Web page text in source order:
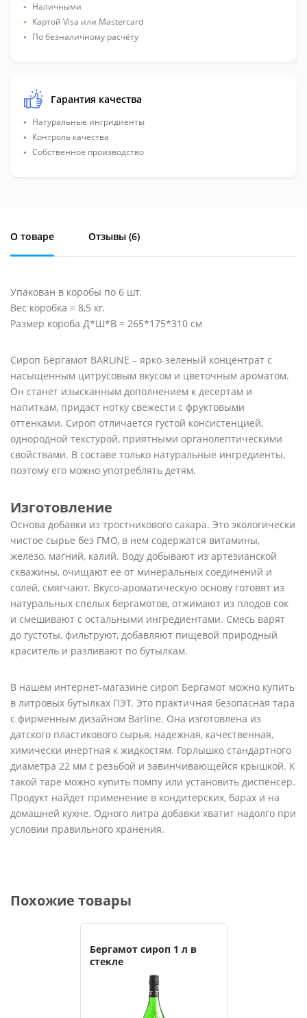
Наличными
Картой Visa или Mastercard
По безналичному расчёту
Гарантия качества
Натуральные ингридиенты
Контроль качества
Собственное производство
О товаре Отзывы (6)
Упакован в коробы по 6 шт.
Вес коробка = 8,5 кг.
Размер короба Д*Ш*В = 265*175*310 см
Сироп Бергамот BARLINE – ярко-зеленый концентрат с
насыщенным цитрусовым вкусом и цветочным ароматом.
Он станет изысканным дополнением к десертам и
напиткам, придаст нотку свежести с фруктовыми
оттенками. Сироп отличается густой консистенцией,
однородной текстурой, приятными органолептическими
свойствами. В составе только натуральные ингредиенты,
поэтому его можно употреблять детям.
Изготовление
Основа добавки из тростникового сахара. Это экологически
чистое сырье без ГМО, в нем содержатся витамины,
железо, магний, калий. Воду добывают из артезианской
скважины, очищают ее от минеральных соединений и
солей, смягчают. Вкусо-ароматическую основу готовят из
натуральных спелых бергамотов, отжимают из плодов сок
и смешивают с остальными ингредиентами. Смесь варят
до густоты, фильтруют, добавляют пищевой природный
краситель и разливают по бутылкам.
В нашем интернет-магазине сироп Бергамот можно купить
в литровых бутылках ПЭТ. Это практичная безопасная тара
с фирменным дизайном Barline. Она изготовлена из
датского пластикового сырья, надежная, качественная,
химически инертная к жидкостям. Горлышко стандартного
диаметра 22 мм с резьбой и завинчивающейся крышкой. К
такой таре можно купить помпу или установить диспенсер.
Продукт найдет применение в кондитерских, барах и на
домашней кухне. Одного литра добавки хватит надолго при
условии правильного хранения.
Похожие товары
Бергамот сироп 1 л в
стекле